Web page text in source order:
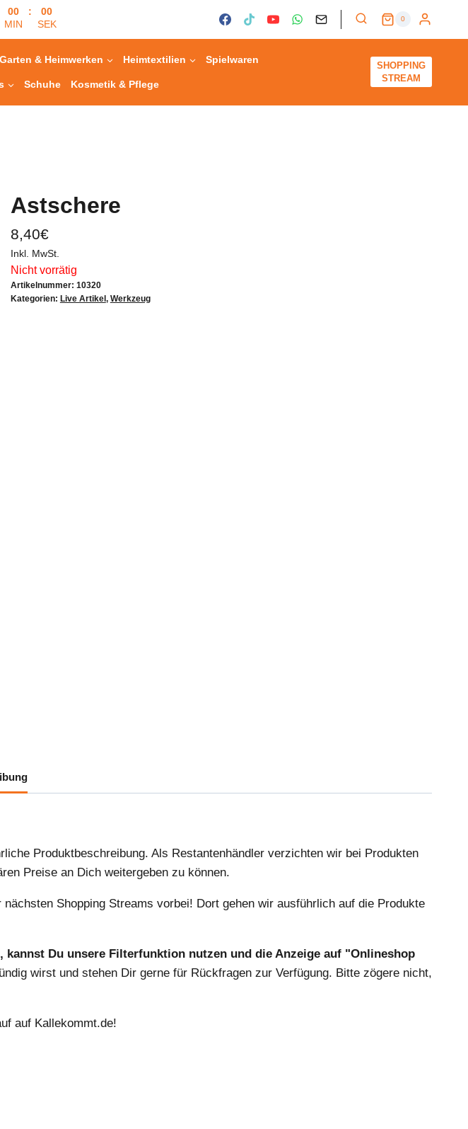
00
MIN
:
00
SEK
0
Garten & Heimwerken Heimtextilien Spielwaren
Schuhe Kosmetik & Pflege
SHOPPING
STREAM
Astschere
8,40€
Inkl. MwSt.
Nicht vorrätig
Artikelnummer: 10320
Kategorien: Live Artikel , Werkzeug
Produktbeschreibung. Als Restantenhändler verzichten wir bei Produkten
Preise an Dich weitergeben zu können.
Shopping Streams vorbei! Dort gehen wir ausführlich auf die Produkte
Du unsere Filterfunktion nutzen und die Anzeige auf "Onlineshop
wirst und stehen Dir gerne für Rückfragen zur Verfügung. Bitte zögere nicht,
auf Kallekommt.de!